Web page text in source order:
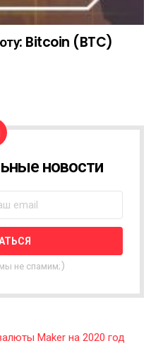
Bitcoin (BTC)
новости
не спамим;)
Maker на 2020 год